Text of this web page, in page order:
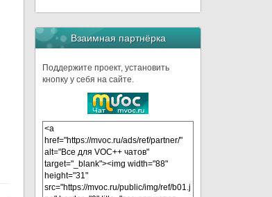
Взаимная партнёрка
Поддержите проект, установить
кнопку у себя на сайте.